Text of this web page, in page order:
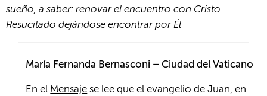
sueño, a saber: renovar el encuentro con Cristo
Resucitado dejándose encontrar por Él
María Fernanda Bernasconi – Ciudad del Vaticano
En el Mensaje se lee que el evangelio de Juan, en